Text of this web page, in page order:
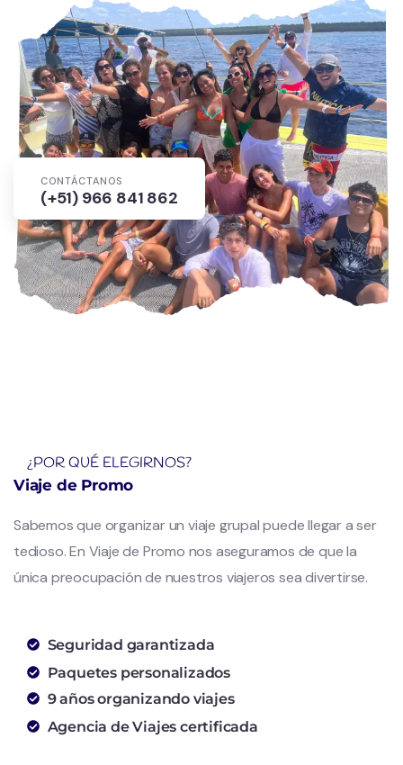
CONTÁCTANOS
(+51) 966 841 862
¿POR QUÉ ELEGIRNOS?
Viaje de Promo
Sabemos que organizar un viaje grupal puede llegar a ser
tedioso. En Viaje de Promo nos aseguramos de que la
única preocupación de nuestros viajeros sea divertirse.
Seguridad garantizada
Paquetes personalizados
9 años organizando viajes
Agencia de Viajes certificada